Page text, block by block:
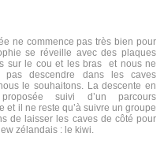
ne commence pas très bien pour
se réveille avec des plaques
sur le cou et les bras et nous ne
pas descendre dans les caves
le souhaitons. La descente en
suivi d’un parcours
et il ne reste qu’à suivre un groupe
de laisser les caves de côté pour
zélandais : le kiwi.